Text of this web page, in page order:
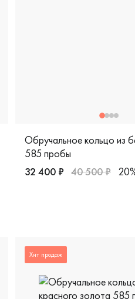
Обручальное кольцо из
585 пробы
32 400 ₽ 40 500 ₽
Хит продаж